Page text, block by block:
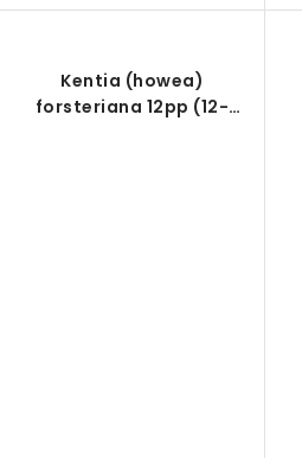
Kentia (howea)
forsteriana 12pp (12-